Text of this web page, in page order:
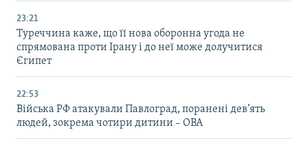
23:21
Туреччина каже, що її нова оборонна угода не
спрямована проти Ірану і до неї може долучитися
Єгипет
22:53
Війська РФ атакували Павлоград, поранені дев’ять
людей, зокрема чотири дитини – ОВА